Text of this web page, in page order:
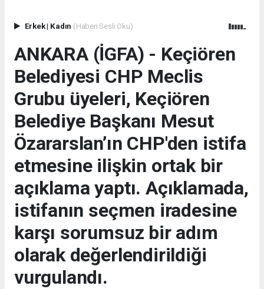
Erkek| Kadın (Haberi Sesli Oku)
ANKARA (İGFA) - Keçiören
Belediyesi CHP Meclis
Grubu üyeleri, Keçiören
Belediye Başkanı Mesut
Özararslan’ın CHP'den istifa
etmesine ilişkin ortak bir
açıklama yaptı. Açıklamada,
istifanın seçmen iradesine
karşı sorumsuz bir adım
olarak değerlendirildiği
vurgulandı.